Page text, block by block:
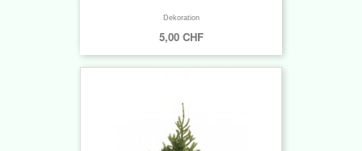
Dekoration
5,00 CHF